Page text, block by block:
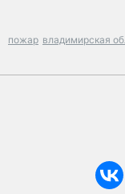
пожар владимирская